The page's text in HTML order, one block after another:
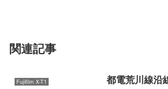
関連記事
Fujifilm X-T1 都電荒川線沿